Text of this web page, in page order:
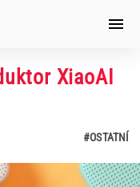
XiaoAI
#OSTATNÍ